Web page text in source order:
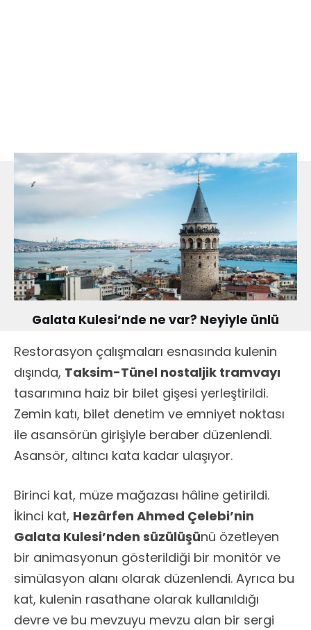
Galata Kulesi’nde ne var? Neyiyle ünlü
Restorasyon çalışmaları esnasında kulenin
dışında, Taksim-Tünel nostaljik tramvayı
tasarımına haiz bir bilet gişesi yerleştirildi.
Zemin katı, bilet denetim ve emniyet noktası
ile asansörün girişiyle beraber düzenlendi.
Asansör, altıncı kata kadar ulaşıyor.
Birinci kat, müze mağazası hâline getirildi.
İkinci kat, Hezârfen Ahmed Çelebi’nin
Galata Kulesi’nden süzülüşünü özetleyen
bir animasyonun gösterildiği bir monitör ve
simülasyon alanı olarak düzenlendi. Ayrıca bu
kat, kulenin rasathane olarak kullanıldığı
devre ve bu mevzuyu mevzu alan bir sergi